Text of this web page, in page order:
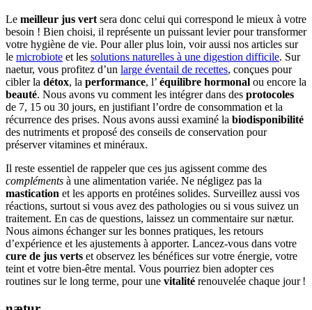
Le meilleur jus vert sera donc celui qui correspond le mieux à votre
besoin ! Bien choisi, il représente un puissant levier pour transformer
votre hygiène de vie. Pour aller plus loin, voir aussi nos articles sur
le microbiote et les solutions naturelles à une digestion difficile. Sur
naetur, vous profitez d’un large éventail de recettes, conçues pour
cibler la détox, la performance, l’ équilibre hormonal ou encore la
beauté. Nous avons vu comment les intégrer dans des protocoles
de 7, 15 ou 30 jours, en justifiant l’ordre de consommation et la
récurrence des prises. Nous avons aussi examiné la biodisponibilité
des nutriments et proposé des conseils de conservation pour
préserver vitamines et minéraux.
Il reste essentiel de rappeler que ces jus agissent comme des
compléments à une alimentation variée. Ne négligez pas la
mastication et les apports en protéines solides. Surveillez aussi vos
réactions, surtout si vous avez des pathologies ou si vous suivez un
traitement. En cas de questions, laissez un commentaire sur nætur.
Nous aimons échanger sur les bonnes pratiques, les retours
d’expérience et les ajustements à apporter. Lancez-vous dans votre
cure de jus verts et observez les bénéfices sur votre énergie, votre
teint et votre bien-être mental. Vous pourriez bien adopter ces
routines sur le long terme, pour une vitalité renouvelée chaque jour !